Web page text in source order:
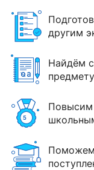
другим
Найдём
Повысим
Поможем